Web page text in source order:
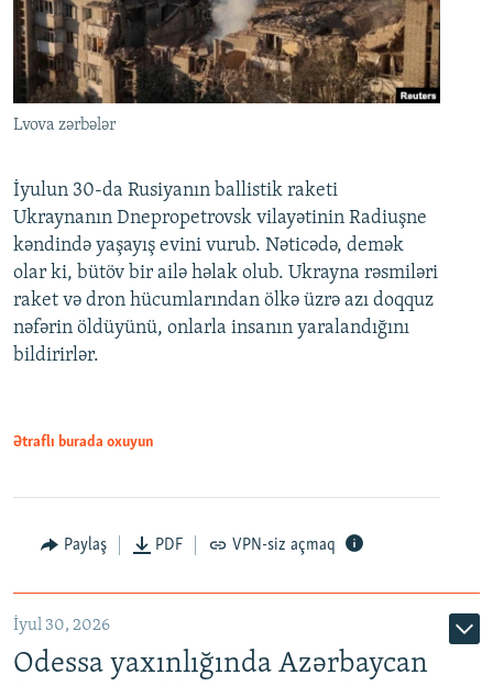
Lvova zərbələr
İyulun 30-da Rusiyanın ballistik raketi
Ukraynanın Dnepropetrovsk vilayətinin Radiuşne
kəndində yaşayış evini vurub. Nəticədə, demək
olar ki, bütöv bir ailə həlak olub. Ukrayna rəsmiləri
raket və dron hücumlarından ölkə üzrə azı doqquz
nəfərin öldüyünü, onlarla insanın yaralandığını
bildirirlər.
Ətraflı burada oxuyun
Paylaş PDF VPN-siz açmaq
İyul 30, 2026
Odessa yaxınlığında Azərbaycan